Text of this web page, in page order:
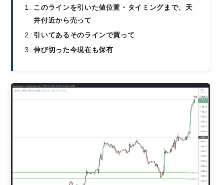
このラインを引いた値位置・タイミングまで、天
井付近から売って
引いてあるそのラインで買って
伸び切った今現在も保有